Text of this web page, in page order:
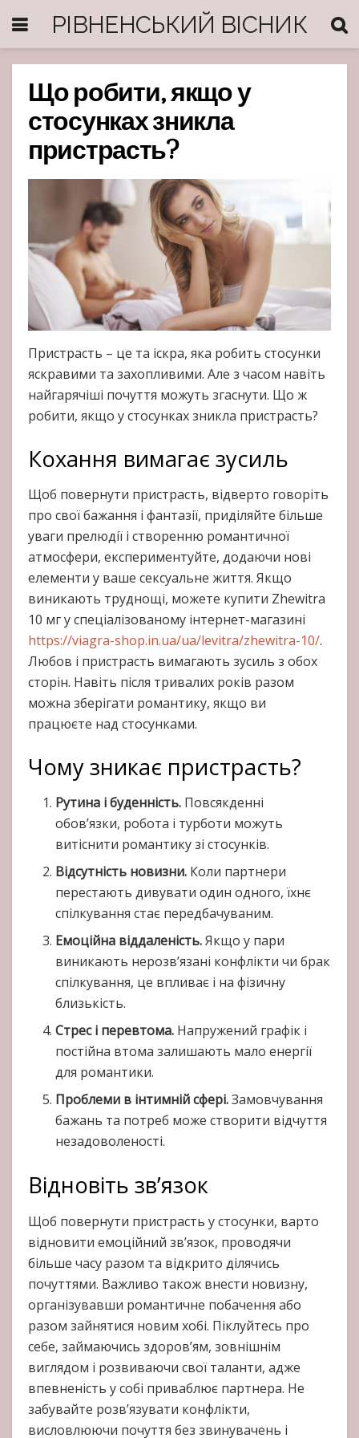
РІВНЕНСЬКИЙ ВІСНИК
Що робити, якщо у
стосунках зникла
пристрасть?
Пристрасть – це та іскра, яка робить стосунки
яскравими та захопливими. Але з часом навіть
найгарячіші почуття можуть згаснути. Що ж
робити, якщо у стосунках зникла пристрасть?
Кохання вимагає зусиль
Щоб повернути пристрасть, відверто говоріть
про свої бажання і фантазії, приділяйте більше
уваги прелюдії і створенню романтичної
атмосфери, експериментуйте, додаючи нові
елементи у ваше сексуальне життя. Якщо
виникають труднощі, можете купити Zhewitra
10 мг у спеціалізованому інтернет-магазині
https://viagra-shop.in.ua/ua/levitra/zhewitra-10/.
Любов і пристрасть вимагають зусиль з обох
сторін. Навіть після тривалих років разом
можна зберігати романтику, якщо ви
працюєте над стосунками.
Чому зникає пристрасть?
Рутина і буденність. Повсякденні
обов’язки, робота і турботи можуть
витіснити романтику зі стосунків.
Відсутність новизни. Коли партнери
перестають дивувати один одного, їхнє
спілкування стає передбачуваним.
Емоційна віддаленість.Якщо у пари
виникають нерозв’язані конфлікти чи брак
спілкування, це впливає і на фізичну
близькість.
Стрес і перевтома. Напружений графік і
постійна втома залишають мало енергії
для романтики.
Проблеми в інтимній сфері.Замовчування
бажань та потреб може створити відчуття
незадоволеності.
Відновіть зв’язок
Щоб повернути пристрасть у стосунки, варто
відновити емоційний зв’язок, проводячи
більше часу разом та відкрито ділячись
почуттями. Важливо також внести новизну,
організувавши романтичне побачення або
разом зайнятися новим хобі. Піклуйтесь про
себе, займаючись здоров’ям, зовнішнім
виглядом і розвиваючи свої таланти, адже
впевненість у собі приваблює партнера. Не
забувайте розв’язувати конфлікти,
висловлюючи почуття без звинувачень і